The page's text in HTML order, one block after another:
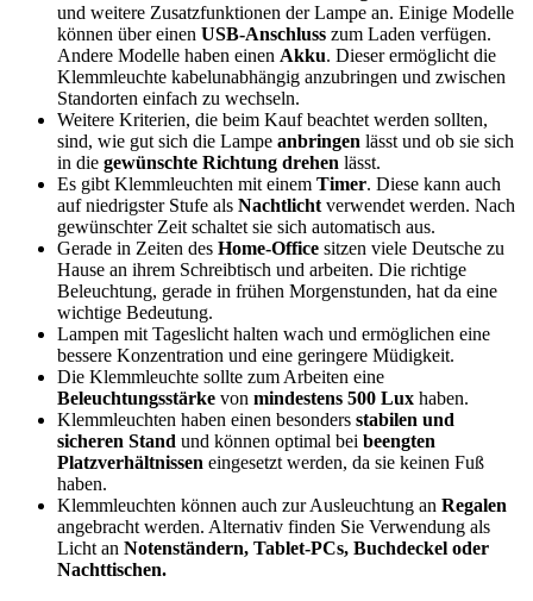
und weitere Zusatzfunktionen der Lampe an. Einige Modelle
können über einen USB-Anschluss zum Laden verfügen.
Andere Modelle haben einen Akku. Dieser ermöglicht die
Klemmleuchte kabelunabhängig anzubringen und zwischen
Standorten einfach zu wechseln.
Weitere Kriterien, die beim Kauf beachtet werden sollten,
sind, wie gut sich die Lampe anbringen lässt und ob sie sich
in die gewünschte Richtung drehen lässt.
Es gibt Klemmleuchten mit einem Timer. Diese kann auch
auf niedrigster Stufe als Nachtlicht verwendet werden. Nach
gewünschter Zeit schaltet sie sich automatisch aus.
Gerade in Zeiten des Home-Office sitzen viele Deutsche zu
Hause an ihrem Schreibtisch und arbeiten. Die richtige
Beleuchtung, gerade in frühen Morgenstunden, hat da eine
wichtige Bedeutung.
Lampen mit Tageslicht halten wach und ermöglichen eine
bessere Konzentration und eine geringere Müdigkeit.
Die Klemmleuchte sollte zum Arbeiten eine
Beleuchtungsstärke von mindestens 500 Lux haben.
Klemmleuchten haben einen besonders stabilen und
sicheren Stand und können optimal bei beengten
Platzverhältnissen eingesetzt werden, da sie keinen Fuß
haben.
Klemmleuchten können auch zur Ausleuchtung an Regalen
angebracht werden. Alternativ finden Sie Verwendung als
Licht an Notenständern, Tablet-PCs, Buchdeckel oder
Nachttischen.